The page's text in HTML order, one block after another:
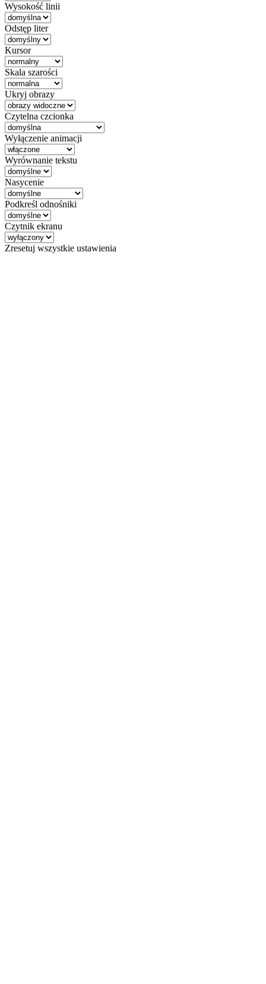
Wysokość linii
Odstęp liter
Kursor
Skala szarości
Ukryj obrazy
Czytelna czcionka
Wyłączenie animacji
Wyrównanie tekstu
Nasycenie
Podkreśl odnośniki
Czytnik ekranu
Zresetuj wszystkie ustawienia